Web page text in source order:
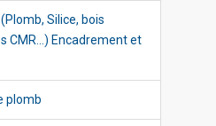
Silice, bois
CMR…) Encadrement et
plomb